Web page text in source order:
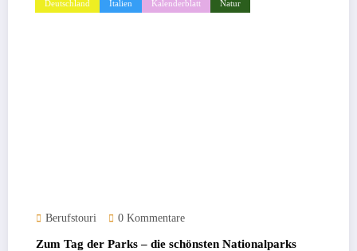
Deutschland Italien Kalenderblatt Natur
Berufstouri 0 Kommentare
Zum Tag der Parks – die schönsten Nationalparks